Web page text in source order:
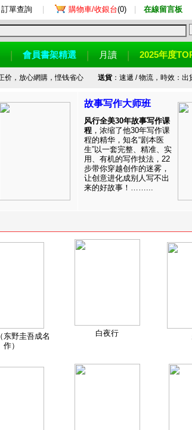
訂單查詢 購物車/收銀台(0) 在線留言板
會員書架精選 月讀 2025年度
价，放心網購，悭钱省心 送貨：速遞 / 物流，時效：出
故事写作大师班
风行全美30年故事写作课
程 ，浓缩了他30年写作课
程的精华，知名“剧本医
生”以一套完整、精准、实
用、有机的写作技法，22
步带你穿越创作的迷雾，
让创意进化成别人写不出
来的好故事！……...
东野圭吾成名
作）
白夜行